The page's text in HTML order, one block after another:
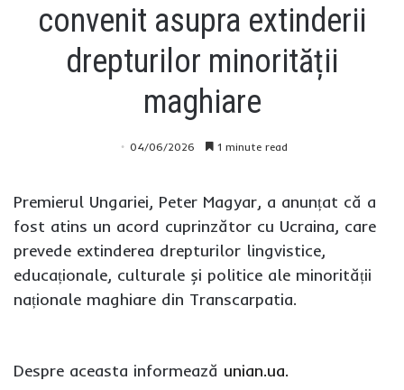
convenit asupra extinderii
drepturilor minorității
maghiare
04/06/2026 1 minute read
Premierul Ungariei, Peter Magyar, a anunțat că a
fost atins un acord cuprinzător cu Ucraina, care
prevede extinderea drepturilor lingvistice,
educaționale, culturale și politice ale minorității
naționale maghiare din Transcarpatia.
Despre aceasta informează unian.ua.